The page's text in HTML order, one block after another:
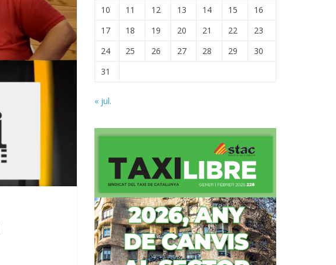
10
11 12 13 14 15
16
17
18 19 20 21 22
23
24
25 26 27 28 29
30
31
« jul.